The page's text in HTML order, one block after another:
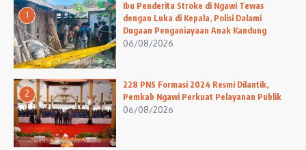
1
Ibu Penderita Stroke di Ngawi Tewas
dengan Luka di Kepala, Polisi Dalami
Dugaan Penganiayaan Anak Kandung
06/08/2026
2
228 PNS Formasi 2024 Resmi Dilantik,
Pemkab Ngawi Perkuat Pelayanan Publik
06/08/2026